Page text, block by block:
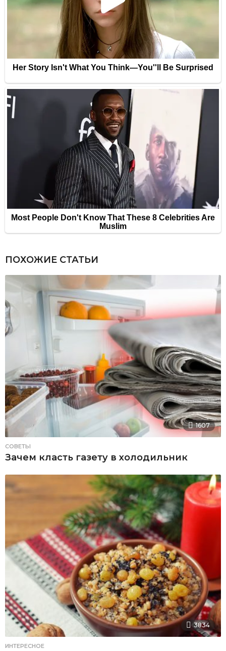
ПОХОЖИЕ СТАТЬИ
1607
СОВЕТЫ
Зачем класть газету в холодильник
3834
ИНТЕРЕСНОЕ